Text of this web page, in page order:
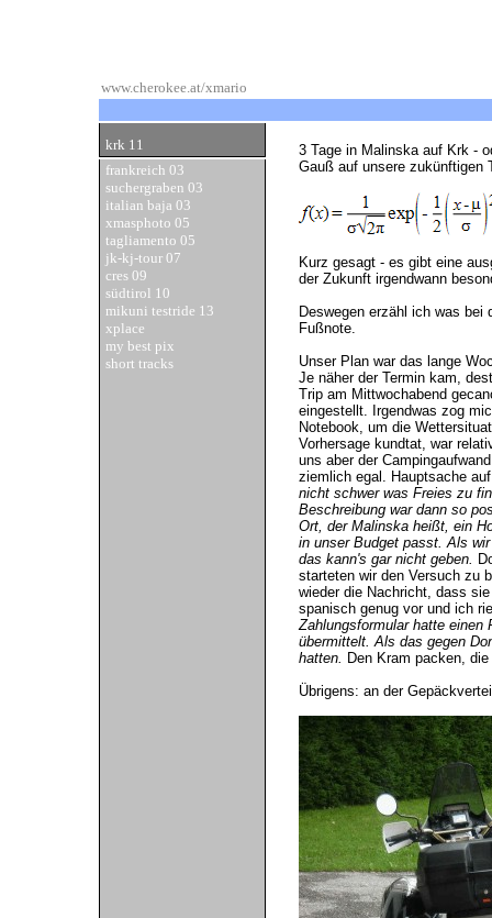
www.cherokee.at/xmario
krk 11
3 Tage in Malinska auf Krk -
Gauß auf unsere zukünftigen
Kurz gesagt - es gibt eine
der Zukunft irgendwann
Deswegen erzähl ich was
Fußnote.
Unser Plan war das lange
Je näher der Termin kam,
Trip am Mittwochabend
eingestellt. Irgendwas zog
Notebook, um die
Vorhersage kundtat, war
uns aber der
ziemlich egal. Hauptsache
nicht schwer was Freies zu
Beschreibung war dann so
Ort, der Malinska heißt, ein
in unser Budget passt. Als
das kann's gar nicht geben.
starteten wir den Versuch zu
wieder die Nachricht, dass
spanisch genug vor und ich
Zahlungsformular hatte einen
übermittelt. Als das gegen
hatten. Den Kram packen,
Übrigens: an der
frankreich 03
suchergraben 03
italian baja 03
xmasphoto 05
tagliamento 05
jk-kj-tour 07
cres 09
südtirol 10
mikuni testride 13
xplace
my best pix
short tracks